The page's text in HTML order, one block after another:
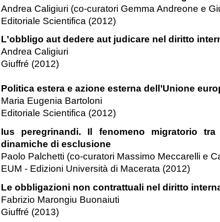
Andrea Caligiuri (co-curatori Gemma Andreone e
Editoriale Scientifica (2012)
L'obbligoaut dedere aut judicare nel diritto
Andrea Caligiuri
Giuffré (2012)
Politica estera e azione esterna dell’Unione
Maria Eugenia Bartoloni
Editoriale Scientifica (2012)
Ius peregrinandi. Il fenomeno migratorio
dinamiche di esclusione
Paolo Palchetti (co-curatori Massimo Meccarelli e
EUM - Edizioni Università di Macerata (2012)
Le obbligazioni non contrattuali nel diritto
Fabrizio Marongiu Buonaiuti
Giuffré (2013)